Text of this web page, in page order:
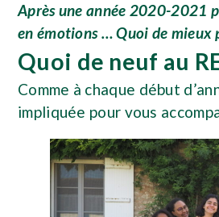
Après une année 2020-2021
en émotions … Quoi de mieux
Quoi de neuf au
Comme à chaque début
impliquée pour vous